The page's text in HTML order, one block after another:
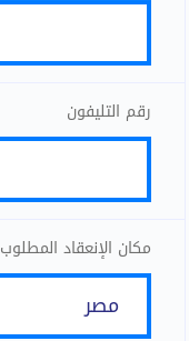
رقم التليفون
مكان الإنعقاد المطلوب